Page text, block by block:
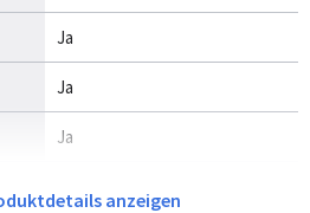
Ja
Ja
Ja
anzeigen